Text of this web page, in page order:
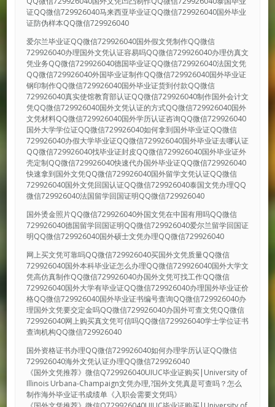
证QQ微信729926040马来西亚毕业证QQ微信729926040国外毕业
证防伪样本QQ微信729926040
爱尔兰毕业证QQ微信729926040国外假文凭制作QQ微信
729926040办理国外文凭认证容易吗QQ微信729926040办理仿真文
凭业务QQ微信729926040德国毕业证QQ微信729926040法国文凭
QQ微信729926040外国毕业证制作QQ微信729926040国外毕业证
钢印制作QQ微信729926040国外毕业证货到付款QQ微信
729926040真实使馆教育部认证QQ微信729926040制作国外会计文
凭QQ微信729926040国外文凭认证的方式QQ微信729926040国外
文凭材料QQ微信729926040国外学历认证咨询QQ微信729926040
国外大学学位证QQ微信729926040如何拿到国外毕业证QQ微信
729926040办假大学毕业证QQ微信729926040国外毕业证去哪认证
QQ微信729926040找毕业证封皮QQ微信729926040国外毕业证外
壳定制QQ微信729926040快速代办国外毕业证QQ微信729926040
快速拿到国外文凭QQ微信729926040国外留学文凭认证QQ微信
729926040国外文凭回国认证QQ微信729926040泰国文凭办理QQ
微信729926040法国留学回国证明QQ微信729926040
国外烫金照片QQ微信729926040外国文凭在中国有用吗QQ微信
729926040德国留学回国证明QQ微信729926040爱尔兰留学回国证
明QQ微信729926040国外硕士文凭办理QQ微信729926040
网上买文凭可靠吗QQ微信729926040买国外文凭质量QQ微信
729926040国外本科毕业证怎么办理QQ微信729926040国外大学文
凭高仿真制作QQ微信729926040办国外文凭可找工作QQ微信
729926040国外大学有毕业证QQ微信729926040办理国外毕业证价
格QQ微信729926040国外毕业证书编号查询QQ微信729926040办
理国外文凭要交定金吗QQ微信729926040办国外可查文凭QQ微信
729926040网上购买真文凭可信吗QQ微信729926040学士学位证书
查询机构QQ微信729926040
国外资格证书办理QQ微信729926040如何办理学历认证QQ微信
729926040海外文凭认证办理QQ微信729926040
《国外文凭推荐》微信Q729926040UIUC毕业证购买|University of
Illinois Urbana-Champaign文凭办理,?国外文凭真是可查吗？怎么
制作海外毕业证书成绩单《入职会需要文凭吗》